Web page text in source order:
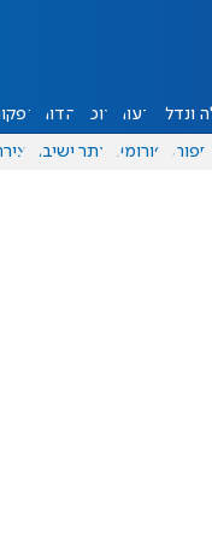
ונדל"ן דעות אוכל יהדות
ספורט פורומים אתר ישיבה